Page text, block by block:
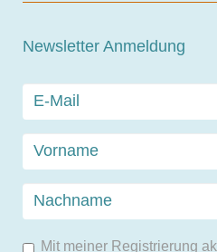
Newsletter Anmeldung
Mit meiner Registrierung